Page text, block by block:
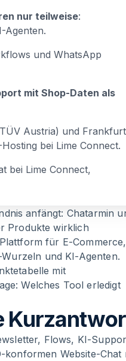
nur teilweise:
Agenten.
und WhatsApp
mit Shop-Daten als
Austria) und
bei Lime Connect.
bei Lime Connect,
anfängt: Chatarmin
Produkte wirklich
für E-Commerce,
und KI-Agenten.
mit
Welches Tool erledigt
Flows, KI-
konformen Website-Chat